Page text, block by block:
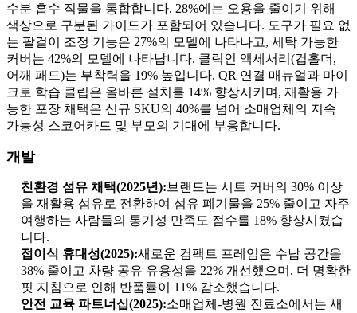
수분 흡수 직물을 ​​통합합니다. 28%에는 오용을 줄이기 위해
색상으로 구분된 가이드가 포함되어 있습니다. 도구가 필요 없
는 팔걸이 조정 기능은 27%의 모델에 나타나고, 세탁 가능한
커버는 42%의 모델에 나타납니다. 클릭인 액세서리(컵홀더,
어깨 패드)는 부착력을 19% 높입니다. QR 연결 매뉴얼과 마이
크로 학습 클립은 올바른 설치를 14% 향상시키며, 재활용 가
능한 포장 채택은 신규 SKU의 40%를 넘어 소매업체의 지속
가능성 스코어카드 및 부모의 기대에 부응합니다.
개발
친환경 섬유 채택(2025년): 브랜드는 시트 커버의 30% 이상
을 재활용 섬유로 전환하여 섬유 폐기물을 25% 줄이고 자주
여행하는 사람들의 통기성 만족도 점수를 18% 향상시켰습
니다.
접이식 휴대성(2025):새로운 컴팩트 프레임은 수납 공간을
38% 줄이고 차량 공유 유용성을 22% 개선했으며, 더 명확한
핏 지침으로 인해 반품률이 11% 감소했습니다.
안전 교육 파트너십(2025):소매업체-병원 진료소에서는 새